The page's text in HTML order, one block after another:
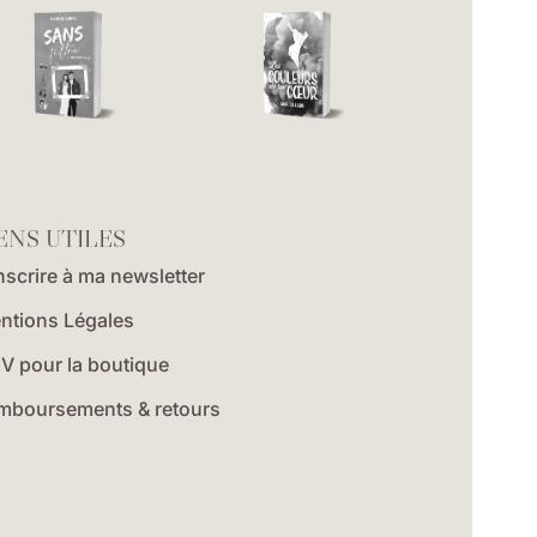
UTILES
à ma newsletter
Légales
pour la boutique
& retours